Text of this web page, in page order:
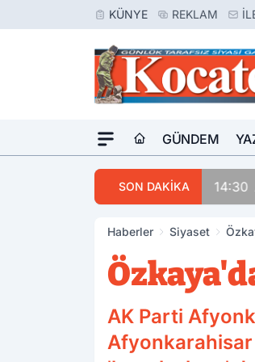
KÜNYE REKLAM
GÜNDEM
SON DAKİKA 14:30
Haberler Siyaset
AK Parti
Afyonkarahisar